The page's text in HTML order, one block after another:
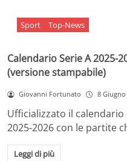
Sport Top-News
Calendario Serie A 2025-
(versione stampabile)
Giovanni Fortunato 8 Giugno
Ufficializzato il calendario
2025-2026 con le partite
Leggi di più